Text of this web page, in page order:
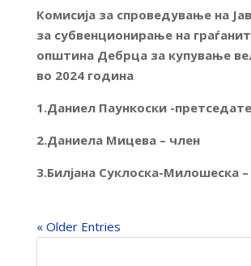
Комисија за спроведување на
за субвенционирање на
општина Дебрца за купување
во 2024 година
1.Даниел Паункоски -
2.Даниела Мицева – член
3.Билјана Суклоска-Милошеска
« Older Entries